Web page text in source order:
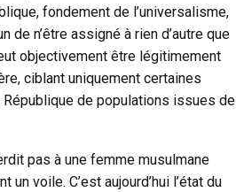
fondement de l’universalisme,
n’être assigné à rien d’autre que
objectivement être légitimement
ciblant uniquement certaines
de populations issues de
pas à une femme musulmane
voile. C’est aujourd’hui l’état du